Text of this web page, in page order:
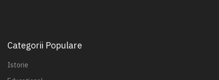
Categorii Populare
Istorie